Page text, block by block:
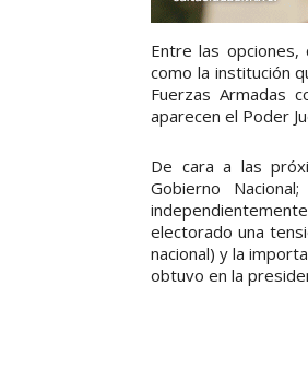
Entre las
como la institución
Fuerzas Armadas
aparecen el Poder
De cara a las
Gobierno
electorado una
nacional) y la
obtuvo en la